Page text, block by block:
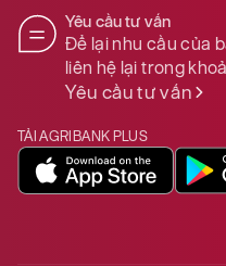
Yêu cầu tư vấn
Để lại nhu cầu của
liên hệ lại trong
Yêu cầu tư vấn
TẢI AGRIBANK PLUS